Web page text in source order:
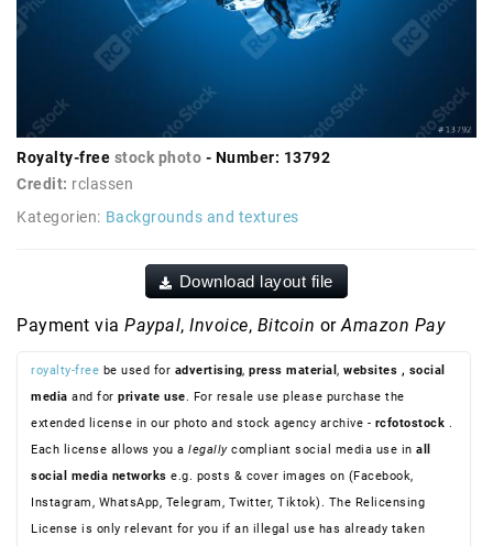
Royalty-free stock photo - Number: 13792
Credit: rclassen
Kategorien: Backgrounds and textures
Download layout file
Payment via Paypal, Invoice, Bitcoin or Amazon Pay
royalty-free be used for advertising, press material , websites , social
media and for private use. For resale use please purchase the
extended license in our photo and stock agency archive - rcfotostock .
Each license allows you a legallycompliant social media use in all
social media networks e.g. posts & cover images on (Facebook,
Instagram, WhatsApp, Telegram, Twitter, Tiktok). The Relicensing
License is only relevant for you if an illegal use has already taken